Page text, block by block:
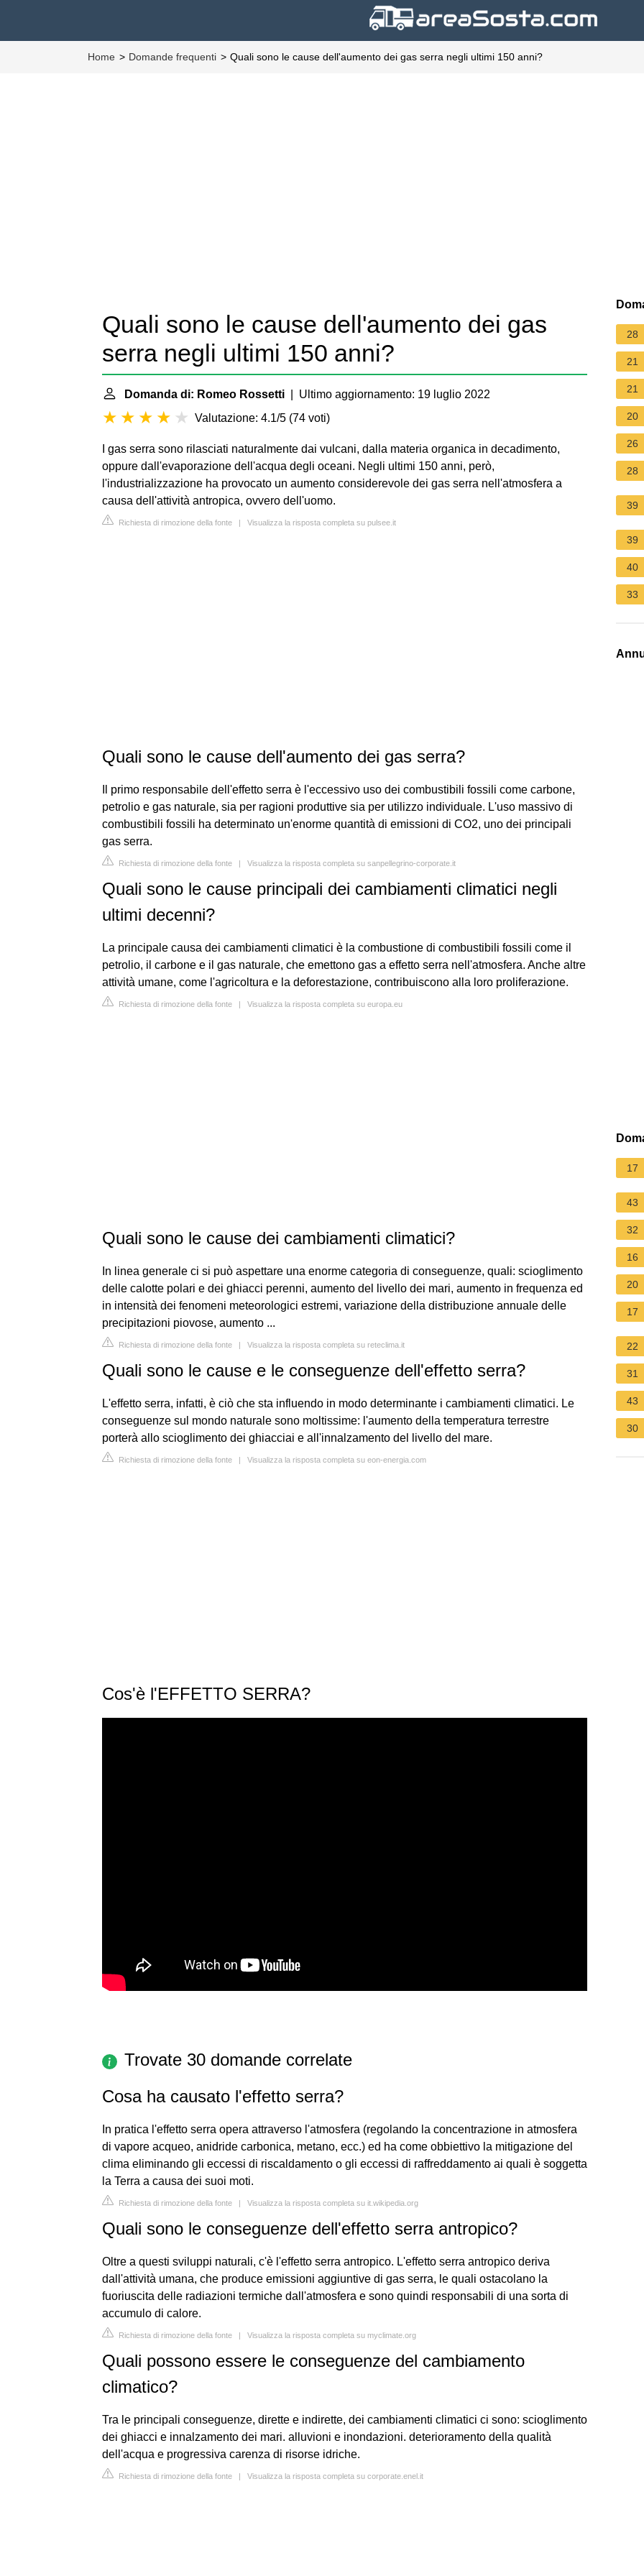
Home Domande frequenti Quali sono le cause dell'aumento dei gas serra negli ultimi 150 anni?
Quali sono le cause dell'aumento dei gas
serra negli ultimi 150 anni?
Domanda di: Romeo Rossetti | Ultimo aggiornamento: 19 luglio 2022
Valutazione: 4.1/5 (74 voti)
I gas serra sono rilasciati naturalmente dai vulcani, dalla materia organica in decadimento,
oppure dall'evaporazione dell'acqua degli oceani. Negli ultimi 150 anni, però,
l'industrializzazione ha provocato un aumento considerevole dei gas serra nell'atmosfera a
causa dell'attività antropica, ovvero dell'uomo.
Richiesta di rimozione della fonte | Visualizza la risposta completa su pulsee.it
Quali sono le cause dell'aumento dei gas serra?
Il primo responsabile dell'effetto serra è l'eccessivo uso dei combustibili fossili come carbone,
petrolio e gas naturale, sia per ragioni produttive sia per utilizzo individuale. L'uso massivo di
combustibili fossili ha determinato un'enorme quantità di emissioni di CO2, uno dei principali
gas serra.
Richiesta di rimozione della fonte | Visualizza la risposta completa su sanpellegrino-corporate.it
Quali sono le cause principali dei cambiamenti climatici negli
ultimi decenni?
La principale causa dei cambiamenti climatici è la combustione di combustibili fossili come il
petrolio, il carbone e il gas naturale, che emettono gas a effetto serra nell'atmosfera. Anche altre
attività umane, come l'agricoltura e la deforestazione, contribuiscono alla loro proliferazione.
Richiesta di rimozione della fonte | Visualizza la risposta completa su europa.eu
Quali sono le cause dei cambiamenti climatici?
In linea generale ci si può aspettare una enorme categoria di conseguenze, quali: scioglimento
delle calotte polari e dei ghiacci perenni, aumento del livello dei mari, aumento in frequenza ed
in intensità dei fenomeni meteorologici estremi, variazione della distribuzione annuale delle
precipitazioni piovose, aumento ...
Richiesta di rimozione della fonte | Visualizza la risposta completa su reteclima.it
Quali sono le cause e le conseguenze dell'effetto serra?
L'effetto serra, infatti, è ciò che sta influendo in modo determinante i cambiamenti climatici. Le
conseguenze sul mondo naturale sono moltissime: l'aumento della temperatura terrestre
porterà allo scioglimento dei ghiacciai e all'innalzamento del livello del mare.
Richiesta di rimozione della fonte | Visualizza la risposta completa su eon-energia.com
Cos'è l'EFFETTO SERRA?
Trovate 30 domande correlate
Cosa ha causato l'effetto serra?
In pratica l'effetto serra opera attraverso l'atmosfera (regolando la concentrazione in atmosfera
di vapore acqueo, anidride carbonica, metano, ecc.) ed ha come obbiettivo la mitigazione del
clima eliminando gli eccessi di riscaldamento o gli eccessi di raffreddamento ai quali è soggetta
la Terra a causa dei suoi moti.
Richiesta di rimozione della fonte | Visualizza la risposta completa su it.wikipedia.org
Quali sono le conseguenze dell'effetto serra antropico?
Oltre a questi sviluppi naturali, c'è l'effetto serra antropico. L'effetto serra antropico deriva
dall'attività umana, che produce emissioni aggiuntive di gas serra, le quali ostacolano la
fuoriuscita delle radiazioni termiche dall'atmosfera e sono quindi responsabili di una sorta di
accumulo di calore.
Richiesta di rimozione della fonte | Visualizza la risposta completa su myclimate.org
Quali possono essere le conseguenze del cambiamento
climatico?
Tra le principali conseguenze, dirette e indirette, dei cambiamenti climatici ci sono: scioglimento
dei ghiacci e innalzamento dei mari. alluvioni e inondazioni. deterioramento della qualità
dell'acqua e progressiva carenza di risorse idriche.
Richiesta di rimozione della fonte | Visualizza la risposta completa su corporate.enel.it
28
21
21
20
26
28
39
39
40
33
17
43
32
16
20
17
22
31
43
30